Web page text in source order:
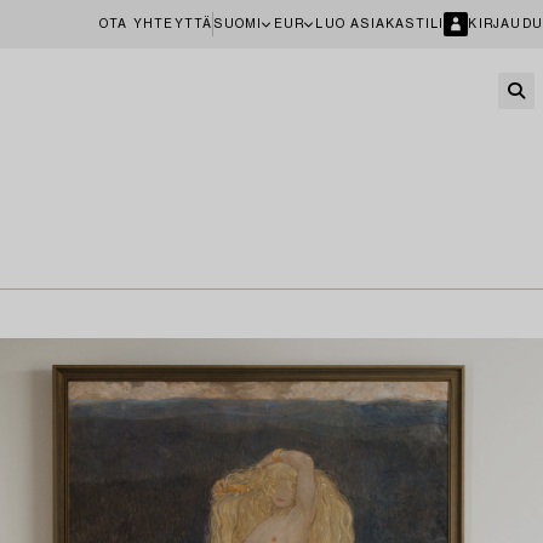
OTA YHTEYTTÄ SUOMI EUR LUO ASIAKASTILI KIRJAUDU